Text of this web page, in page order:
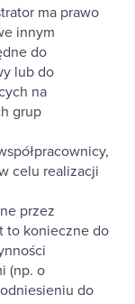
ma prawo
innym
do
lub do
na
grup
celu realizacji
przez
to konieczne do
(np. o
do